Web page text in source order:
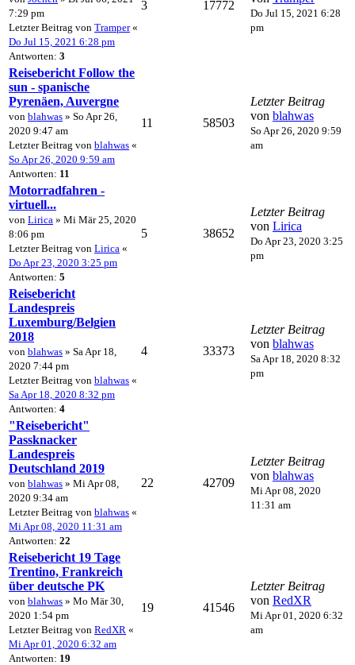
7:29 pm
Letzter Beitrag von Tramper«
Do Jul 15, 2021 6:28 pm
Antworten: 3
3 17772
Do Jul 15, 2021 6:28
pm
Reisebericht Follow the
sun - spanische
Pyrenäen, Auvergne
von blahwas » So Apr 26,
2020 9:47 am
Letzter Beitrag von blahwas «
So Apr 26, 2020 9:59 am
Antworten: 11
11 58503
Letzter Beitrag
von blahwas
So Apr 26, 2020 9:59
am
Motorradfahren -
virtuell...
von Lirica » Mi Mär 25, 2020
8:06 pm
Letzter Beitrag von Lirica «
Do Apr 23, 2020 3:25 pm
Antworten: 5
5 38652
Letzter Beitrag
von Lirica
Do Apr 23, 2020 3:25
pm
Reisebericht
Landespreis
Luxemburg/Belgien
2018
von blahwas » Sa Apr 18,
2020 7:44 pm
Letzter Beitrag von blahwas «
Sa Apr 18, 2020 8:32 pm
Antworten: 4
4 33373
Letzter Beitrag
von blahwas
Sa Apr 18, 2020 8:32
pm
"Reisebericht"
Passknacker
Landespreis
Deutschland 2019
von blahwas » Mi Apr 08,
2020 9:34 am
Letzter Beitrag von blahwas «
Mi Apr 08, 2020 11:31 am
Antworten: 22
22 42709
Letzter Beitrag
von blahwas
Mi Apr 08, 2020
11:31 am
Reisebericht 19 Tage
Trentino, Frankreich
über deutsche PK
von blahwas » Mo Mär 30,
2020 1:54 pm
Letzter Beitrag von RedXR «
Mi Apr 01, 2020 6:32 am
Antworten: 19
19 41546
Letzter Beitrag
von RedXR
Mi Apr 01, 2020 6:32
am